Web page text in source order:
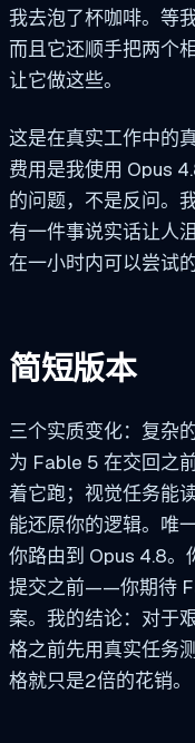
我去泡了杯咖啡。等
而且它还顺手把两个
让它做这些。
这是在真实工作中的
费用是我使用 Opus
的问题，不是反问。
有一件事说实话让人
在一小时内可以尝试的
简短版本
三个实质变化：复杂
为 Fable 5 在交回之
着它跑；视觉任务能
能还原你的逻辑。唯
你路由到 Opus 4.8。
提交之前——你期待
案。我的结论：对于
格之前先用真实任务
格就只是2倍的花销。